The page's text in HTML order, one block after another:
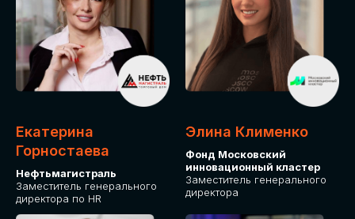
Екатерина
Горностаева
Нефтьмагистраль
Заместитель генерального
директора по HR
Элина Клименко
Фонд Московский
инновационный кластер
Заместитель генерального
директора
Приглашаем стать партнером GLOBAL
TECH FORUM и презентовать ваши
решения целевой аудитории. Будем
рады сотрудничеству!
СТАНЬТЕ
ЭКСПОНЕНТОМ
ПОДАТЬ ЗАЯВКУ
IT Solutions for Business